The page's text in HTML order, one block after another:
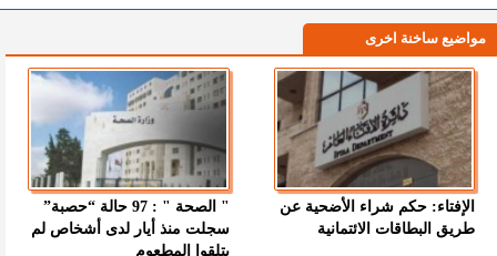
مواضيع ساخنة اخرى
الإفتاء: حكم شراء الأضحية عن
طريق البطاقات الائتمانية
" الصحة " : 97 حالة “حصبة”
سجلت منذ أيار لدى أشخاص لم
يتلقوا المطعوم